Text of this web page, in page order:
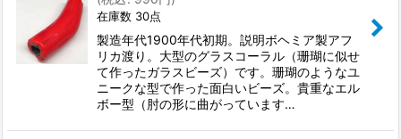
在庫数 30点
製造年代1900年代初期。説明ボヘミア製アフ
リカ渡り。大型のグラスコーラル（珊瑚に似せ
て作ったガラスビーズ）です。珊瑚のようなユ
ニークな型で作った面白いビーズ。貴重なエル
ボー型（肘の形に曲がっています…